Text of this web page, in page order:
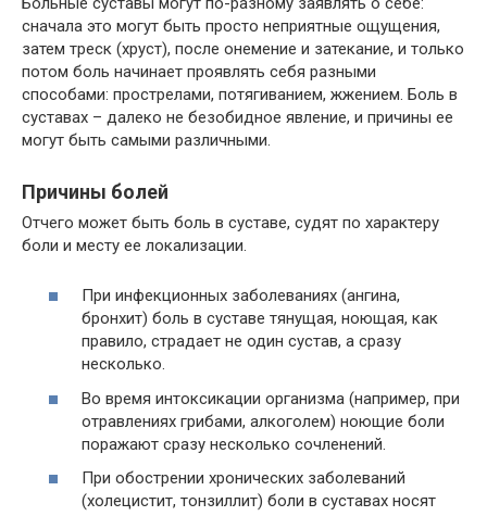
сначала это могут быть просто неприятные ощущения,
затем треск (хруст), после онемение и затекание, и только
потом боль начинает проявлять себя разными
способами: прострелами, потягиванием, жжением. Боль в
суставах – далеко не безобидное явление, и причины ее
могут быть самыми различными.
Причины болей
Отчего может быть боль в суставе, судят по характеру
боли и месту ее локализации.
При инфекционных заболеваниях (ангина,
бронхит) боль в суставе тянущая, ноющая, как
правило, страдает не один сустав, а сразу
несколько.
Во время интоксикации организма (например, при
отравлениях грибами, алкоголем) ноющие боли
поражают сразу несколько сочленений.
При обострении хронических заболеваний
(холецистит, тонзиллит) боли в суставах носят